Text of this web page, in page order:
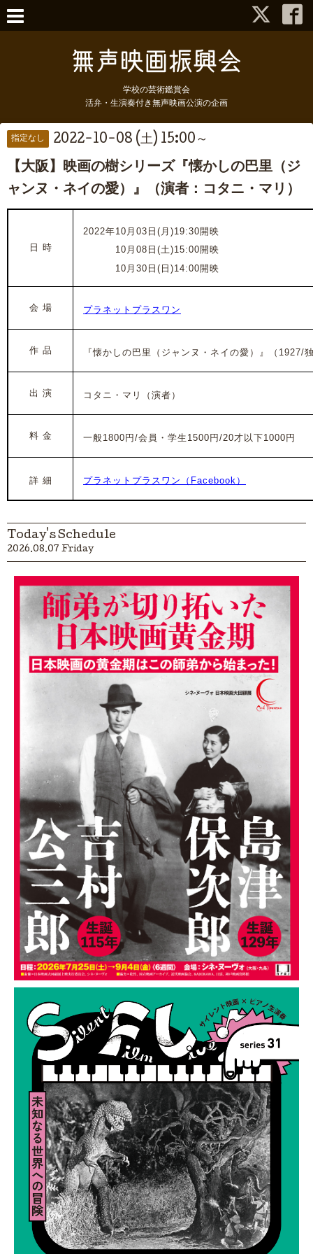
学校の芸術鑑賞会
活弁・生演奏付き無声映画公演の企画
指定なし 2022-10-08 (土) 15:00～
【大阪】映画の樹シリーズ『懐かしの巴里（ジ
ャンヌ・ネイの愛）』（演者：コタニ・マリ）
日 時
2022年10月03日(月)19:30開映
10月08日(土)15:00開映
10月30日(日)14:00開映
会 場 プラネットプラスワン
作 品 『懐かしの巴里（ジャンヌ・ネイの愛）』（1927/
出 演 コタニ・マリ（演者）
料 金 一般1800円/会員・学生1500円/20才以下1000円
詳 細 プラネットプラスワン（Facebook）
Today's Schedule
2026.08.07 Friday